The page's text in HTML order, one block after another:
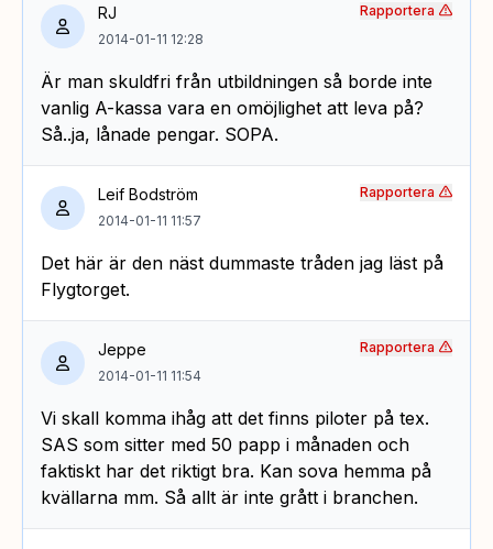
RJ
2014-01-11 12:28
Är man skuldfri från utbildningen så borde inte
vanlig A-kassa vara en omöjlighet att leva på?
Så..ja, lånade pengar. SOPA.
Rapportera
Leif Bodström
2014-01-11 11:57
Det här är den näst dummaste tråden jag läst på
Flygtorget.
Rapportera
Jeppe
2014-01-11 11:54
Vi skall komma ihåg att det finns piloter på tex.
SAS som sitter med 50 papp i månaden och
faktiskt har det riktigt bra. Kan sova hemma på
kvällarna mm. Så allt är inte grått i branchen.
Rapportera